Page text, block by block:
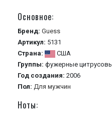
Основное:
Бренд: Guess
Артикул: 5131
Страна:
США
Группы: фужерные
Год создания: 2006
Пол: Для мужчин
Ноты: